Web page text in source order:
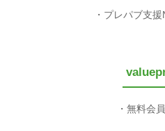
プレパブ支援
無料会